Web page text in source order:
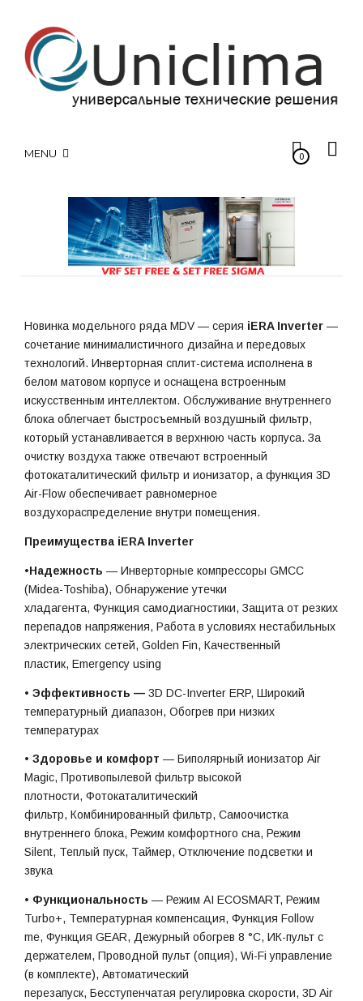
MENU 0
Новинка модельного ряда MDV — серия iERA Inverter —
сочетание минималистичного дизайна и передовых
технологий. Инверторная сплит-система исполнена в
белом матовом корпусе и оснащена встроенным
искусственным интеллектом. Обслуживание внутреннего
блока облегчает быстросъемный воздушный фильтр,
который устанавливается в верхнюю часть корпуса. За
очистку воздуха также отвечают встроенный
фотокаталитический фильтр и ионизатор, а функция 3D
Air-Flow обеспечивает равномерное
воздухораспределение внутри помещения.
Преимущества iERA Inverter
•Надежность — Инверторные компрессоры GMCC
(Midea-Toshiba), Обнаружение утечки
хладагента, Функция самодиагностики, Защита от резких
перепадов напряжения, Работа в условиях нестабильных
электрических сетей, Golden Fin, Качественный
пластик, Emergency using
• Эффективность — 3D DC-Inverter ERP, Широкий
температурный диапазон, Обогрев при низких
температурах
• Здоровье и комфорт — Биполярный ионизатор Air
Magic, Противопылевой фильтр высокой
плотности, Фотокаталитический
фильтр, Комбинированный фильтр, Самоочистка
внутреннего блока, Режим комфортного сна, Режим
Silent, Теплый пуск, Таймер, Отключение подсветки и
звука
• Функциональность — Режим AI ECOSMART, Режим
Turbo+, Температурная компенсация, Функция Follow
me, Функция GEAR, Дежурный обогрев 8 °С, ИК-пульт с
держателем, Проводной пульт (опция), Wi-Fi управление
(в комплекте), Автоматический
перезапуск, Бесступенчатая регулировка скорости, 3D Air